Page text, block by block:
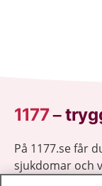
1177–
På 1177.se får
sjukdomar och